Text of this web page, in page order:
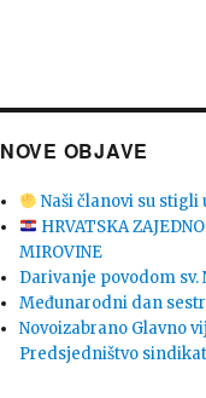
NOVE OBJAVE
Naši članovi su stigli
HRVATSKA
MIROVINE
Darivanje povodom sv.
Međunarodni dan
Novoizabrano Glavno
Predsjedništvo